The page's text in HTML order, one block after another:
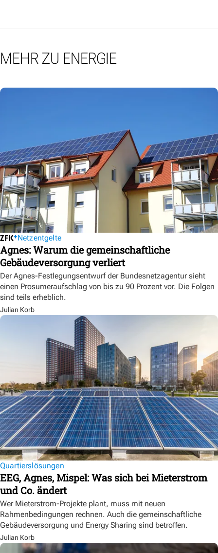
MEHR ZU ENERGIE
Netzentgelte
Agnes: Warum die gemeinschaftliche
Gebäudeversorgung verliert
Der Agnes-Festlegungsentwurf der Bundesnetzagentur sieht
einen Prosumeraufschlag von bis zu 90 Prozent vor. Die Folgen
sind teils erheblich.
Julian Korb
Quartierslösungen
EEG, Agnes, Mispel: Was sich bei Mieterstrom
und Co. ändert
Wer Mieterstrom-Projekte plant, muss mit neuen
Rahmenbedingungen rechnen. Auch die gemeinschaftliche
Gebäudeversorgung und Energy Sharing sind betroffen.
Julian Korb